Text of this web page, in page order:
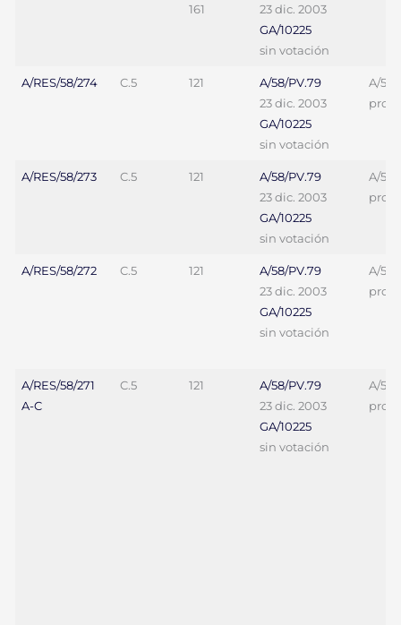
161
23 dic. 2003
GA/10225
sin votación
A/RES/58/274 C.5 121
A/58/PV.79
23 dic. 2003
GA/10225
sin votación
A/58/
proy.
A/RES/58/273 C.5 121
A/58/PV.79
23 dic. 2003
GA/10225
sin votación
A/58/
proy.
A/RES/58/272 C.5 121
A/58/PV.79
23 dic. 2003
GA/10225
sin votación
A/58/
proy.
A/RES/58/271
A-C
C.5 121
A/58/PV.79
23 dic. 2003
GA/10225
sin votación
A/58/
proy.